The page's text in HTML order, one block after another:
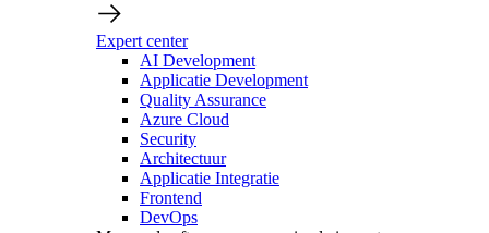
Expert center
AI Development
Applicatie Development
Quality Assurance
Azure Cloud
Security
Architectuur
Applicatie Integratie
Frontend
DevOps